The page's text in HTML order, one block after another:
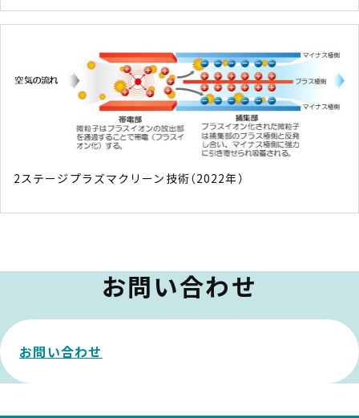
2ステージプラズマクリーン技術（2022年）
お問い合わせ
お問い合わせ